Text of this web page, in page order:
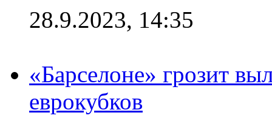
28.9.2023, 14:35
«Барселоне» грозит
еврокубков